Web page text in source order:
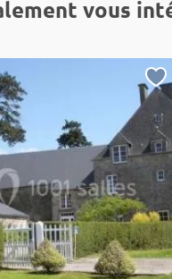
vous